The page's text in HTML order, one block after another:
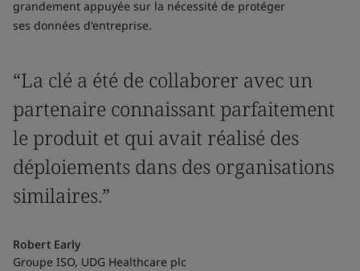
grandement appuyée sur la nécessité de protéger
ses données d'entreprise.
“La clé a été de collaborer avec un
partenaire connaissant parfaitement
le produit et qui avait réalisé des
déploiements dans des organisations
similaires.”
Robert Early
Groupe ISO, UDG Healthcare plc